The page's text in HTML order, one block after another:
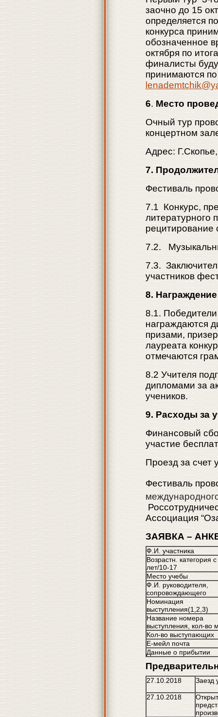
заочно до 15
определяется
конкурса
обозначенное
октября по
финалисты
принимаются
6. Место
Очный тур
концертном
Адрес:
7.
Фестиваль
7.1 Конкурс,
литературного
рецитирование
7.2.
7.3.
участников
8.
8.1. Победители
награждаются
призами,
лауреата
отмечаются
8.2 Учителя
дипломами за
учеников.
9. Расходы за
Финансовый
участие
Проезд за счет
Фестиваль
Ассоциация
ЗАЯВКА –
Ф.И. участника
Возрастн. категория
лет/10-17
Место учебы
Ф.И. руководителя,
сопровождающего
Номинация
выступления(1,2,3)
Название номера
выступления, кол-во
Кол-во выступающих
Е-мейл почта
Данные о прибытии
27.10.2018 Заезд
27.10.2018